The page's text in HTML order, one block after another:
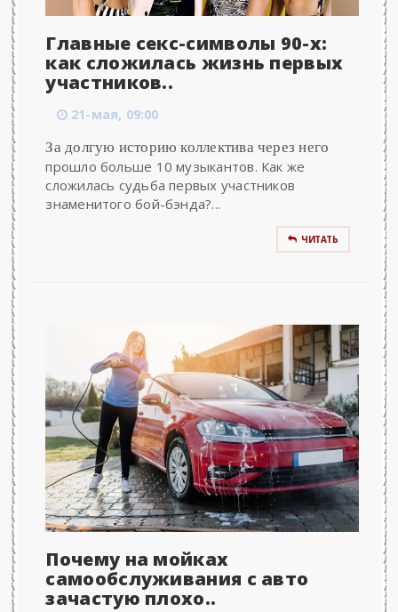
Главные секс-символы 90-х:
как сложилась жизнь первых
участников..
21-мая, 09:00
За долгую историю коллектива через него
прошло больше 10 музыкантов. Как же
сложилась судьба первых участников
знаменитого бой-бэнда?...
ЧИТАТЬ
Почему на мойках
самообслуживания с авто
зачастую плохо..